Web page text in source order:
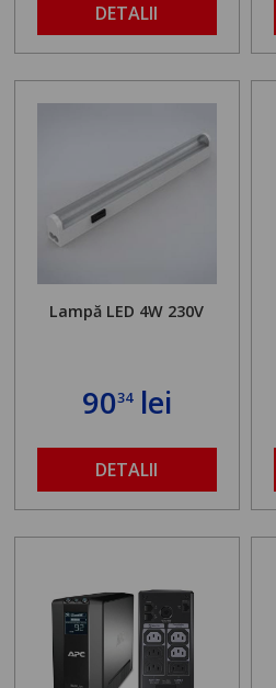
DETALII
Lampă LED 4W 230V
9034lei
DETALII